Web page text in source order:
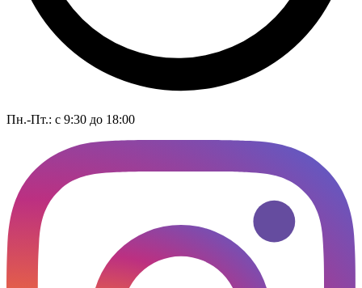
Пн.-Пт.: с 9:30 до 18:00